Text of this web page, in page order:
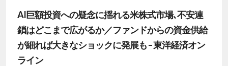
AI巨額投資への疑念に揺れる米株式市場､不安連
鎖はどこまで広がるか／ファンドからの資金供給
が細れば大きなショックに発展も – 東洋経済オン
ライン